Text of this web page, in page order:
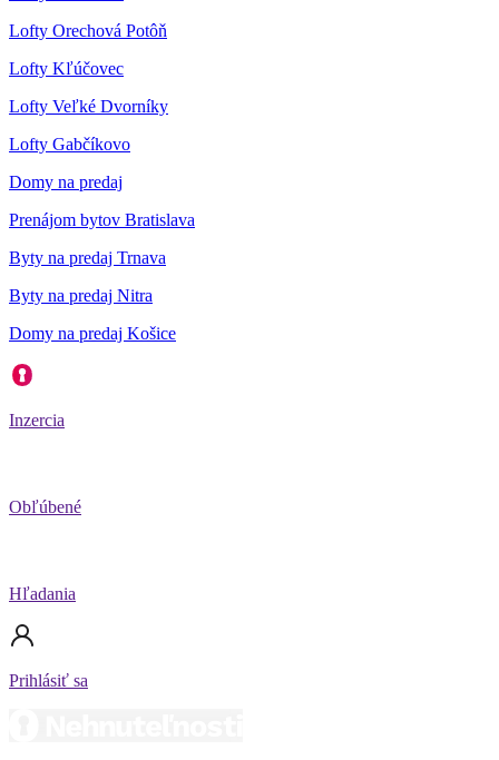
Lofty Orechová Potôň
Lofty Kľúčovec
Lofty Veľké Dvorníky
Lofty Gabčíkovo
Domy na predaj
Prenájom bytov Bratislava
Byty na predaj Trnava
Byty na predaj Nitra
Domy na predaj Košice
Inzercia
Obľúbené
Hľadania
Prihlásiť sa